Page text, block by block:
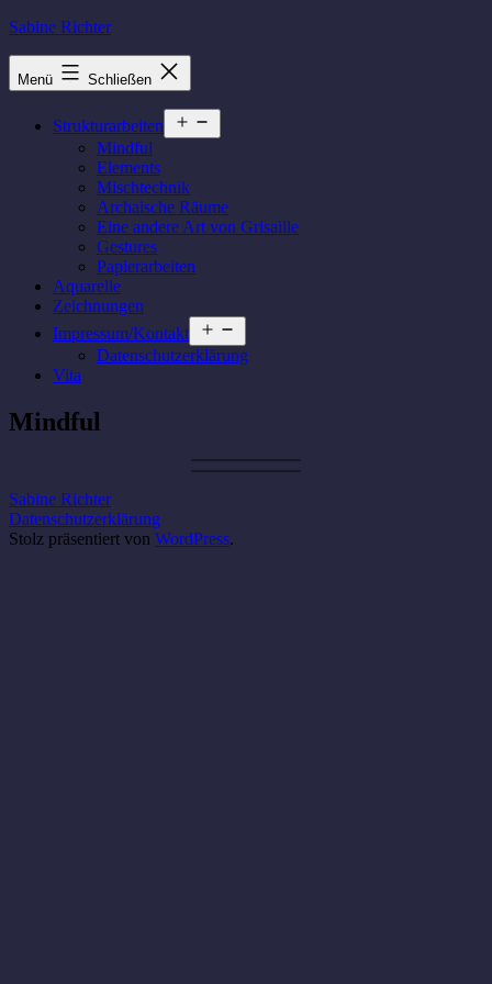
Zum
springen
Sabine Richter
Menü Schließen
Strukturarbeiten
öffnen
Mindful
Elements
Mischtechnik
Archaische Räume
Eine andere Art von Grisaille
Gestures
Papierarbeiten
Aquarelle
Zeichnungen
Impressum/Kontakt
öffnen
Datenschutzerklärung
Vita
Mindful
Sabine Richter
Datenschutzerklärung
Stolz präsentiert von WordPress.